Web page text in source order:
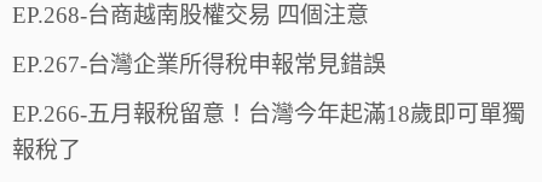
EP.268-台商越南股權交易 四個注意
EP.267-台灣企業所得稅申報常見錯誤
EP.266-五月報稅留意！台灣今年起滿18歲即可單獨
報稅了